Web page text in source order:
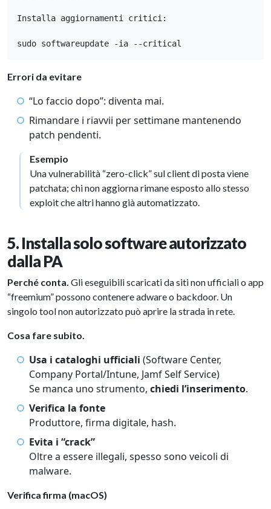
Installa aggiornamenti critici:
sudo softwareupdate -ia --critical
Errori da evitare
“Lo faccio dopo”: diventa mai.
Rimandare i riavvii per settimane mantenendo
patch pendenti.
Esempio
Una vulnerabilità “zero-click” sul client di posta viene
patchata; chi non aggiorna rimane esposto allo stesso
exploit che altri hanno già automatizzato.
5. Installa solo software autorizzato
dalla PA
Perché conta. Gli eseguibili scaricati da siti non ufficiali o app
“freemium” possono contenere adware o backdoor. Un
singolo tool non autorizzato può aprire la strada in rete.
Cosa fare subito.
Usa i cataloghi ufficiali (Software Center,
Company Portal/Intune, Jamf Self Service)
Se manca uno strumento, chiedi l’inserimento.
Verifica la fonte
Produttore, firma digitale, hash.
Evita i “crack”
Oltre a essere illegali, spesso sono veicoli di
malware.
Verifica firma (macOS)